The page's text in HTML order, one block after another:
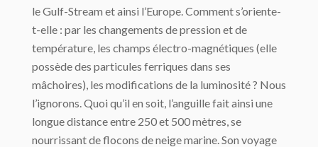
le Gulf-Stream et ainsi l’Europe. Comment s’oriente-
t-elle : par les changements de pression et de
température, les champs électro-magnétiques (elle
possède des particules ferriques dans ses
mâchoires), les modifications de la luminosité ? Nous
l’ignorons. Quoi qu’il en soit, l’anguille fait ainsi une
longue distance entre 250 et 500 mètres, se
nourrissant de flocons de neige marine. Son voyage